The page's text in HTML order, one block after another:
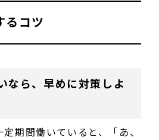
るコツ
なら、早めに対策しよ
期間働いていると、「あ、